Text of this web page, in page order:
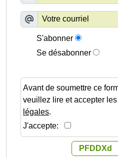
S'abonner
Se désabonner
Avant de soumettre ce
veuillez lire et accepter les
légales.
J'accepte:
PFDDXd